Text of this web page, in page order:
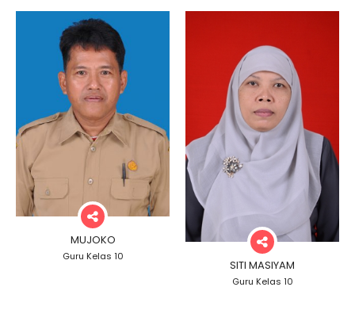
MUJOKO
Guru Kelas 10
SITI MASIYAM
Guru Kelas 10